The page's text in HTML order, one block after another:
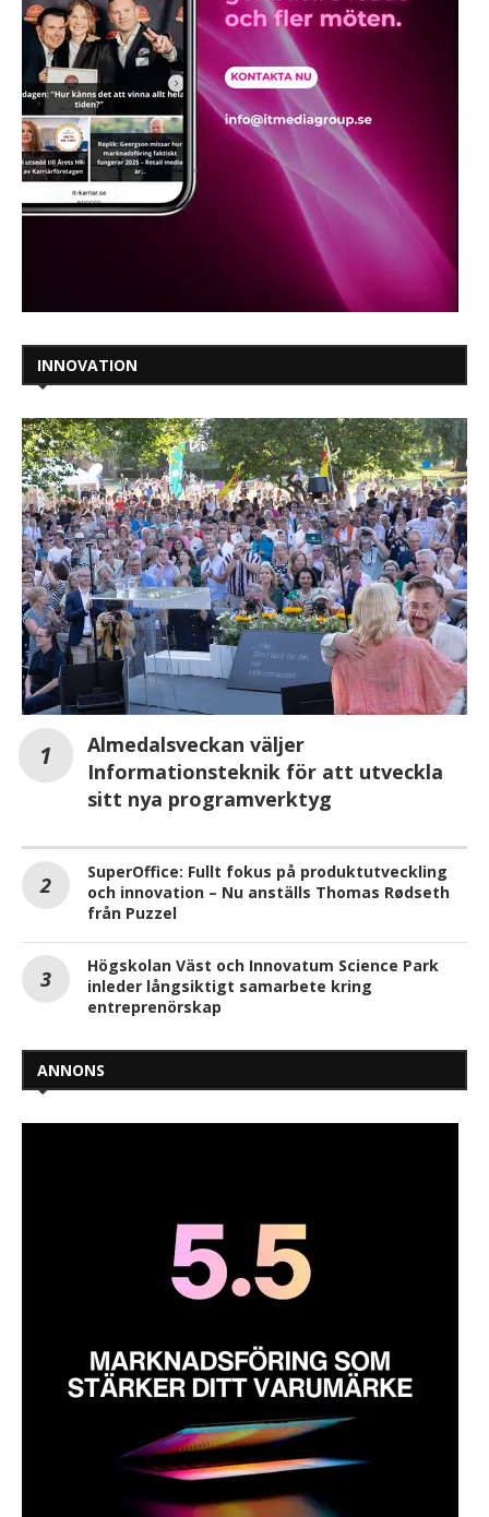
INNOVATION
Almedalsveckan väljer
Informationsteknik för att utveckla
sitt nya programverktyg
SuperOffice: Fullt fokus på produktutveckling
och innovation – Nu anställs Thomas Rødseth
från Puzzel
Högskolan Väst och Innovatum Science Park
inleder långsiktigt samarbete kring
entreprenörskap
ANNONS